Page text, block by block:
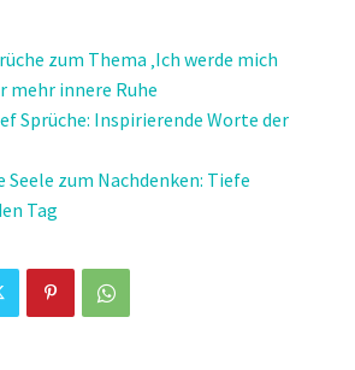
zum Thema ‚Ich werde mich
mehr innere Ruhe
Sprüche: Inspirierende Worte der
Seele zum Nachdenken: Tiefe
Tag